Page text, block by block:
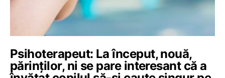
Psihoterapeut: La început, nouă,
părinților, ni se pare interesant că a